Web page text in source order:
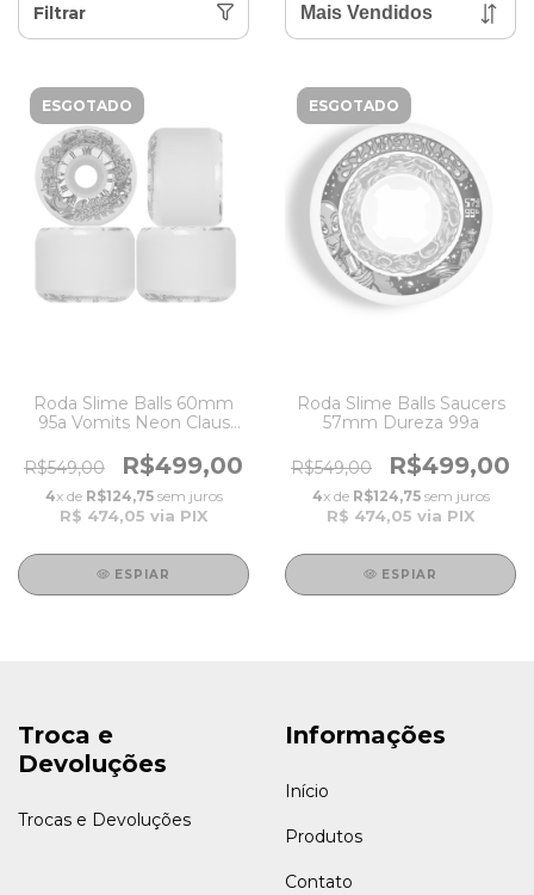
Filtrar
ESGOTADO
Roda Slime Balls 60mm
95a Vomits Neon Claus
R$549,00
R$499,00
4x de R$124,75sem juros
R$ 474,05 via PIX
ESPIAR
ESGOTADO
Roda Slime Balls Saucers
57mm Dureza 99a
R$549,00 R$499,00
4x de R$124,75sem juros
R$ 474,05 via PIX
ESPIAR
Troca e
Devoluções
Trocas e Devoluções
Informações
Início
Produtos
Contato